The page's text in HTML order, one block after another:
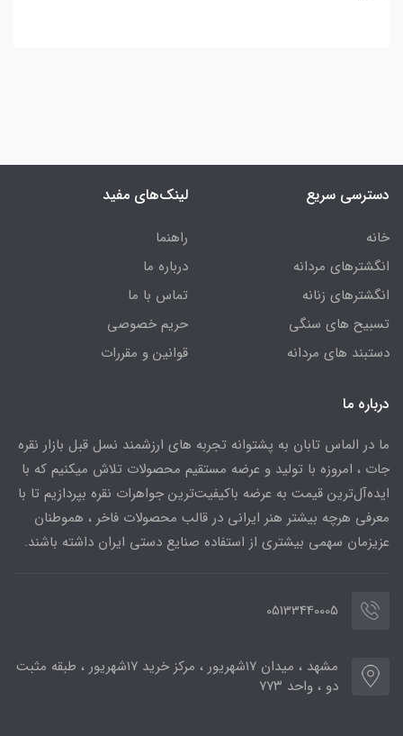
دسترسی سریع
خانه
انگشترهای مردانه
انگشترهای زنانه
تسبیح های سنگی
دستبند های مردانه
لینک‌های مفید
راهنما
درباره ما
تماس با ما
حریم خصوصی
قوانین و مقررات
درباره ما
ما در الماس تابان به پشتوانه تجربه های ارزشمند نسل قبل بازار نقره
جات ، امروزه با تولید و عرضه مستقیم محصولات تلاش میکنیم که با
ایده‌آل‌ترین قیمت به عرضه باکیفیت‌ترین جواهرات نقره بپردازیم تا با
معرفی هرچه بیشتر هنر ایرانی در قالب محصولات فاخر ، هموطنان
عزیزمان سهمی بیشتری از استفاده صنایع دستی ایران داشته باشند.
05133440005
مشهد ، میدان ۱۷شهریور ، مرکز خرید ۱۷شهریور ، طبقه مثبت
دو ، واحد ۷۷۳